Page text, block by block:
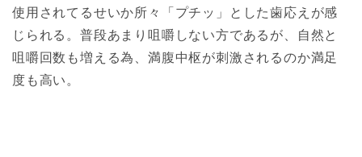
使用されてるせいか所々「プチッ」とした歯応えが感
じられる。普段あまり咀嚼しない方であるが、自然と
咀嚼回数も増える為、満腹中枢が刺激されるのか満足
度も高い。